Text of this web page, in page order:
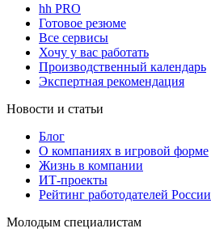
hh PRO
Готовое резюме
Все сервисы
Хочу у вас работать
Производственный календарь
Экспертная рекомендация
Новости и статьи
Блог
О компаниях в игровой форме
Жизнь в компании
ИТ-проекты
Рейтинг работодателей России
Молодым специалистам